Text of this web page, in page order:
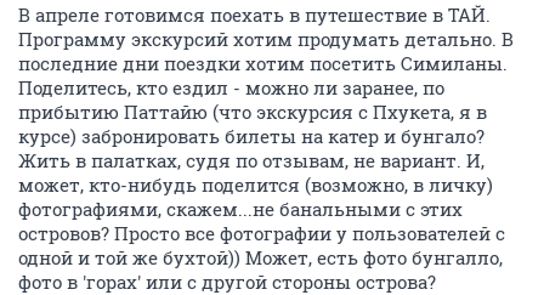
В апреле готовимся поехать в путешествие в ТАЙ.
Программу экскурсий хотим продумать детально. В
последние дни поездки хотим посетить Симиланы.
Поделитесь, кто ездил - можно ли заранее, по
прибытию Паттайю (что экскурсия с Пхукета, я в
курсе) забронировать билеты на катер и бунгало?
Жить в палатках, судя по отзывам, не вариант. И,
может, кто-нибудь поделится (возможно, в личку)
фотографиями, скажем...не банальными с этих
островов? Просто все фотографии у пользователей с
одной и той же бухтой)) Может, есть фото бунгалло,
фото в 'горах' или с другой стороны острова?